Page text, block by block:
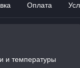
Оплата
и температуры